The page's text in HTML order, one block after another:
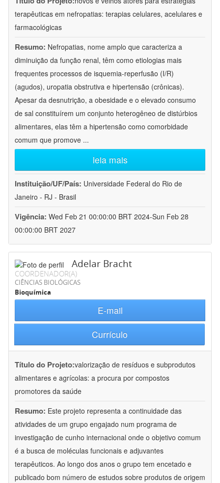
terapêuticas em nefropatias: terapias celulares, acelulares e
farmacológicas
Resumo: Nefropatias, nome amplo que caracteriza a
diminuição da função renal, têm como etiologias mais
frequentes processos de isquemia-reperfusão (I/R)
(agudos), uropatia obstrutiva e hipertensão (crônicas).
Apesar da desnutrição, a obesidade e o elevado consumo
de sal constituírem um conjunto heterogêneo de distúrbios
alimentares, elas têm a hipertensão como comorbidade
comum que promove ...
leia mais
Instituição/UF/País: Universidade Federal do Rio de
Janeiro - RJ - Brasil
Vigência: Wed Feb 21 00:00:00 BRT 2024-Sun Feb 28
00:00:00 BRT 2027
Adelar Bracht
COORDENADOR(A)
CIÊNCIAS BIOLÓGICAS
Bioquímica
E-mail
Currículo
Título do Projeto:valorização de resíduos e subprodutos
alimentares e agrícolas: a procura por compostos
promotores da saúde
Resumo: Este projeto representa a continuidade das
atividades de um grupo engajado num programa de
investigação de cunho internacional onde o objetivo comum
é a busca de moléculas funcionais e adjuvantes
terapêuticos. Ao longo dos anos o grupo tem encetado e
publicado bom número de estudos sobre produtos de origem